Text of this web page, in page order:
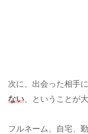
次に、出会った相手
ない 、ということが
フルネーム、自宅、